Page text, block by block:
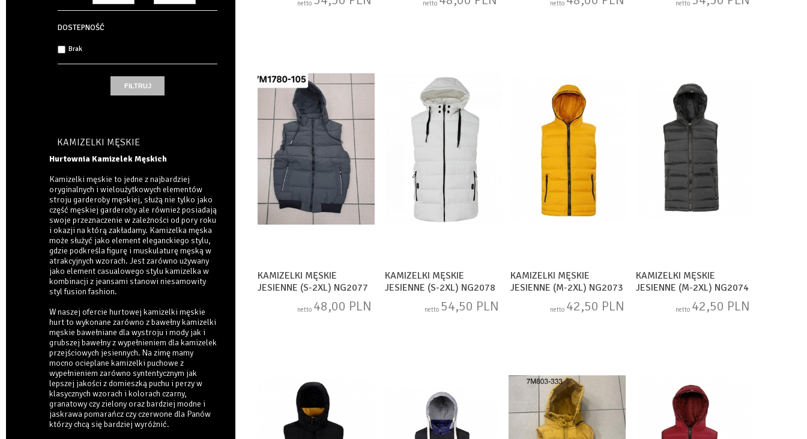
DOSTEPNOŚĆ
Brak
KAMIZELKI MĘSKIE
Hurtownia Kamizelek Męskich
Kamizelki męskie to jedne z najbardziej
oryginalnych i wieloużytkowych elementów
stroju garderoby męskiej, służą nie tylko jako
część męskiej garderoby ale również posiadają
swoje przeznaczenie w zależności od pory roku
i okazji na którą zakładamy. Kamizelka męska
może służyć jako element eleganckiego stylu,
gdzie podkreśla figurę i muskulaturę męską w
atrakcyjnych wzorach. Jest zarówno używany
jako element casualowego stylu kamizelka w
kombinacji z jeansami stanowi niesamowity
styl fusion fashion.
W naszej ofercie hurtowej kamizelki męskie
hurt to wykonane zarówno z bawełny kamizelki
męskie bawełniane dla wystroju i mody jak i
grubszej bawełny z wypełnieniem dla kamizelek
przejściowych jesiennych. Na zimę mamy
mocno ocieplane kamizelki puchowe z
wypełnieniem zarówno syntentycznym jak
lepszej jakości z domieszką puchu i perzy w
klasycznych wzorach i kolorach czarny,
granatowy czy zielony oraz bardziej modne i
jaskrawa pomarańcz czy czerwone dla Panów
którzy chcą się bardziej wyróżnić.
netto netto netto netto
KAMIZELKI MĘSKIE
JESIENNE (S-2XL) NG2077
netto 48,00 PLN
KAMIZELKI MĘSKIE
JESIENNE (S-2XL) NG2078
netto 54,50 PLN
KAMIZELKI MĘSKIE
JESIENNE (M-2XL) NG2073
netto 42,50 PLN
KAMIZELKI MĘSKIE
JESIENNE (M-2XL) NG2074
netto 42,50 PLN